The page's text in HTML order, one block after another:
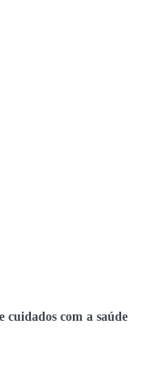
com a saúde